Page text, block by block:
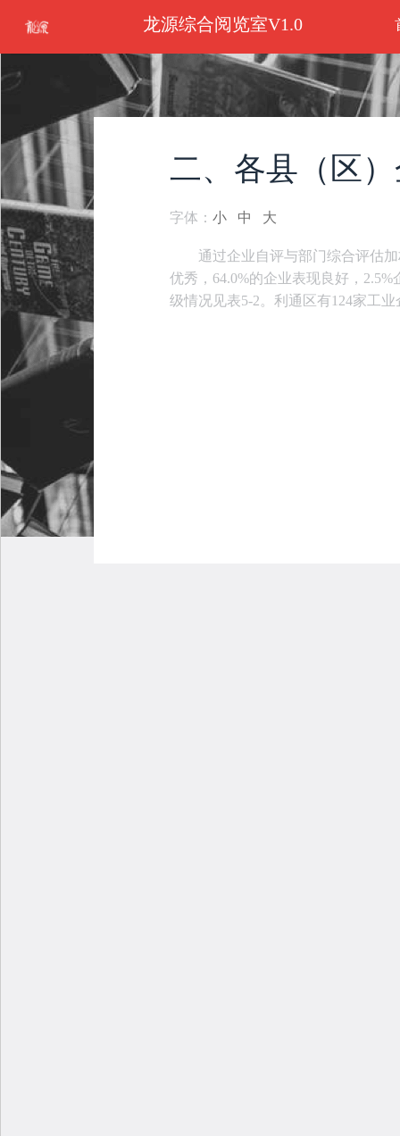
龙源综合阅览室V1.0
二、各县（区
字体：小 中 大
通过企业自评与部门综合评估
优秀，64.0%的企业表现良好，
级情况见表5-2。利通区有124家工